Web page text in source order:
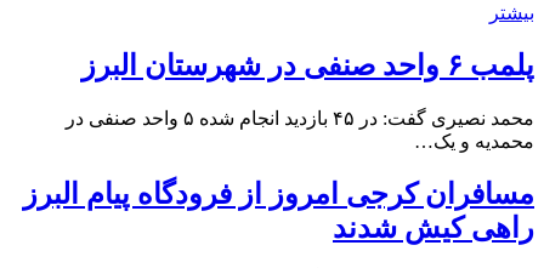
بیشتر
پلمب ۶ واحد صنفی در شهرستان البرز
محمد نصیری گفت: در ۴۵ بازدید انجام شده ۵ واحد صنفی در
محمدیه و یک…
مسافران کرجی امروز از فرودگاه پیام البرز
راهی کیش شدند